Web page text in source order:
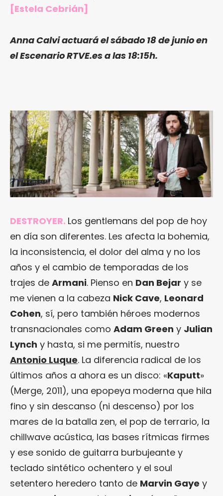
[Estela Cebrián]
Anna Calvi actuará el sábado 18 de junio en
el Escenario RTVE.es a las 18:15h.
DESTROYER. Los gentlemans del pop de hoy
en día son diferentes. Les afecta la bohemia,
la inconsistencia, el dolor del alma y no los
años y el cambio de temporadas de los
trajes de Armani. Pienso en Dan Bejar y se
me vienen a la cabeza Nick Cave, Leonard
Cohen, sí, pero también héroes modernos
transnacionales como Adam Green y Julian
Lynch y hasta, si me permitís, nuestro
Antonio Luque. La diferencia radical de los
últimos años a ahora es un disco: «Kaputt»
(Merge, 2011), una epopeya moderna que hila
fino y sin descanso (ni descenso) por los
mares de la batalla zen, el pop de terrario, la
chillwave acústica, las bases rítmicas firmes
y ese sonido de guitarra burbujeante y
teclado sintético ochentero y el soul
setentero heredero tanto de Marvin Gaye y